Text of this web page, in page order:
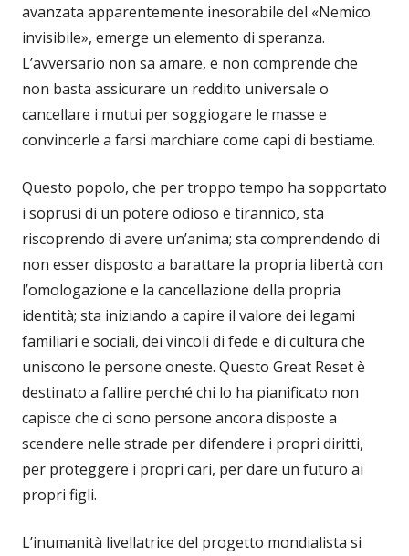
avanzata apparentemente inesorabile del «Nemico
invisibile», emerge un elemento di speranza.
L’avversario non sa amare, e non comprende che
non basta assicurare un reddito universale o
cancellare i mutui per soggiogare le masse e
convincerle a farsi marchiare come capi di bestiame.
Questo popolo, che per troppo tempo ha sopportato
i soprusi di un potere odioso e tirannico, sta
riscoprendo di avere un’anima; sta comprendendo di
non esser disposto a barattare la propria libertà con
l’omologazione e la cancellazione della propria
identità; sta iniziando a capire il valore dei legami
familiari e sociali, dei vincoli di fede e di cultura che
uniscono le persone oneste. Questo Great Reset è
destinato a fallire perché chi lo ha pianificato non
capisce che ci sono persone ancora disposte a
scendere nelle strade per difendere i propri diritti,
per proteggere i propri cari, per dare un futuro ai
propri figli.
L’inumanità livellatrice del progetto mondialista si